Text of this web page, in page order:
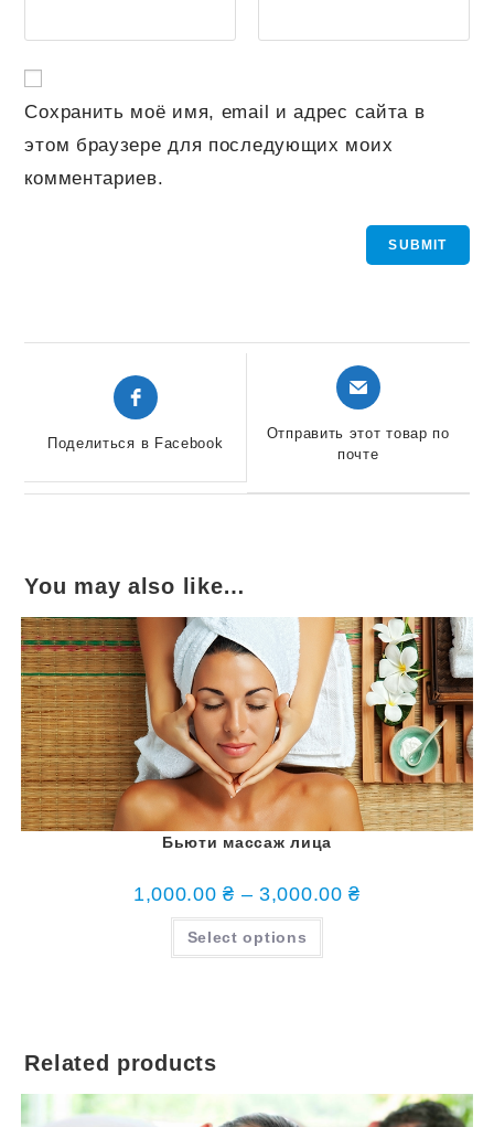
Сохранить моё имя, email и адрес сайта в
этом браузере для последующих моих
комментариев.
Открывается
в
Поделиться в Facebook
Открывается
в
окне
Отправить этот товар по
почте
You may also like…
Бьюти массаж лица
1,000.00₴ –3,000.00₴
Select options
Related products